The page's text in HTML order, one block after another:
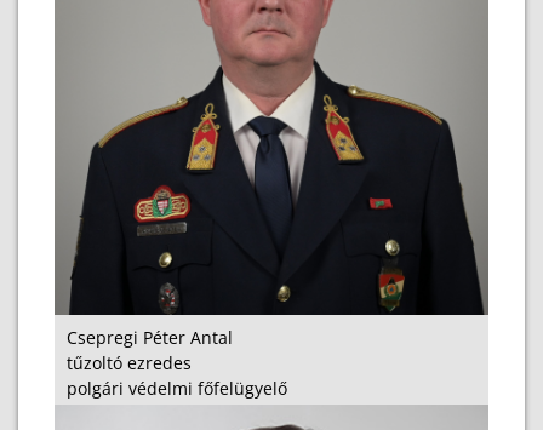
Csepregi Péter Antal
tűzoltó ezredes
polgári védelmi főfelügyelő